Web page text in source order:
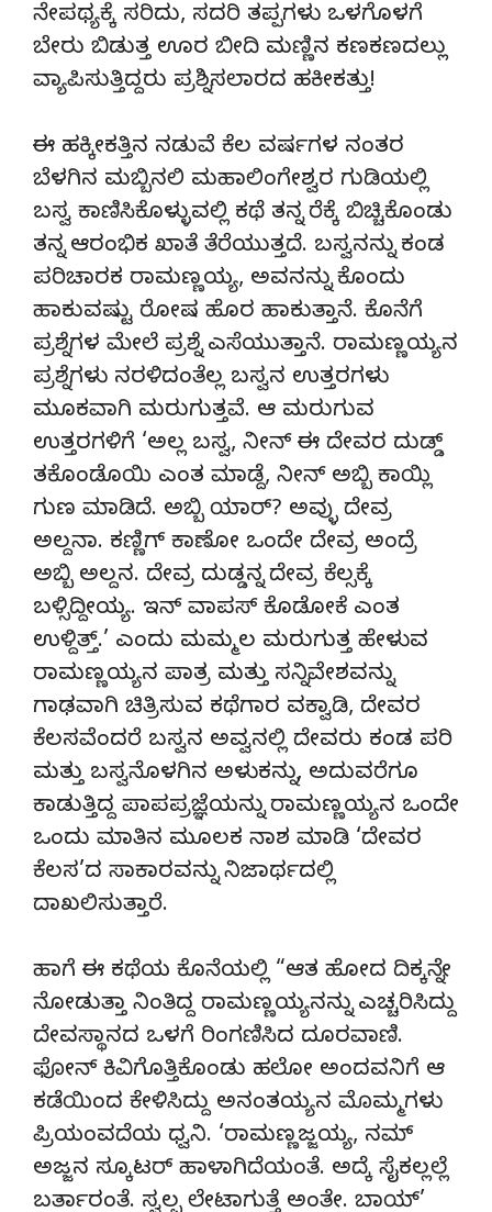
ನೇಪಥ್ಯಕ್ಕೆ ಸರಿದು, ಸದರಿ ತಪ್ಪಗಳು ಒಳಗೊಳಗೆ
ಬೇರು ಬಿಡುತ್ತ ಊರ ಬೀದಿ ಮಣ್ಣಿನ ಕಣಕಣದಲ್ಲು
ವ್ಯಾಪಿಸುತ್ತಿದ್ದರು ಪ್ರಶ್ನಿಸಲಾರದ ಹಕೀಕತ್ತು!
ಈ ಹಕ್ಕೀಕತ್ತಿನ ನಡುವೆ ಕೆಲ ವರ್ಷಗಳ ನಂತರ
ಬೆಳಗಿನ ಮಬ್ಬಿನಲಿ ಮಹಾಲಿಂಗೇಶ್ವರ ಗುಡಿಯಲ್ಲಿ
ಬಸ್ವ ಕಾಣಿಸಿಕೊಳ್ಳುವಲ್ಲಿ ಕಥೆ ತನ್ನ ರೆಕ್ಕೆ ಬಿಚ್ಚಿಕೊಂಡು
ತನ್ನ ಆರಂಭಿಕ ಖಾತೆ ತೆರೆಯುತ್ತದೆ. ಬಸ್ವನನ್ನು ಕಂಡ
ಪರಿಚಾರಕ ರಾಮಣ್ಣಯ್ಯ, ಅವನನ್ನು ಕೊಂದು
ಹಾಕುವಷ್ಟು ರೋಷ ಹೊರ ಹಾಕುತ್ತಾನೆ. ಕೊನೆಗೆ
ಪ್ರಶ್ನೆಗಳ ಮೇಲೆ ಪ್ರಶ್ನೆ ಎಸೆಯುತ್ತಾನೆ. ರಾಮಣ್ಣಯ್ಯನ
ಪ್ರಶ್ನೆಗಳು ನರಳಿದಂತೆಲ್ಲ ಬಸ್ವನ ಉತ್ತರಗಳು
ಮೂಕವಾಗಿ ಮರುಗುತ್ತವೆ. ಆ ಮರುಗುವ
ಉತ್ತರಗಳಿಗೆ ‘ಅಲ್ಲ ಬಸ್ವ, ನೀನ್ ಈ ದೇವರ ದುಡ್ಡ್
ತಕೊಂಡೊಯಿ ಎಂತ ಮಾಡ್ದೆ, ನೀನ್ ಅಬ್ಬಿ ಕಾಯ್ಲಿ
ಗುಣ ಮಾಡಿದೆ. ಅಬ್ಬಿ ಯಾರ್? ಅವ್ಳು ದೇವ್ರ
ಅಲ್ದನಾ. ಕಣ್ಣಿಗ್ ಕಾಣೋ ಒಂದೇ ದೇವ್ರ ಅಂದ್ರೆ
ಅಬ್ಬಿ ಅಲ್ದನ. ದೇವ್ರ ದುಡ್ಡನ್ನ ದೇವ್ರ ಕೆಲ್ಸಕ್ಕೆ
ಬಳ್ಸಿದ್ದೀಯ್ಯ. ಇನ್ ವಾಪಸ್ ಕೊಡೋಕೆ ಎಂತ
ಉಳ್ದಿತ್ತ್.’ ಎಂದು ಮಮ್ಮಲ ಮರುಗುತ್ತ ಹೇಳುವ
ರಾಮಣ್ಣಯ್ಯನ ಪಾತ್ರ ಮತ್ತು ಸನ್ನಿವೇಶವನ್ನು
ಗಾಢವಾಗಿ ಚಿತ್ರಿಸುವ ಕಥೆಗಾರ ವಕ್ವಾಡಿ, ದೇವರ
ಕೆಲಸವೆಂದರೆ ಬಸ್ವನ ಅವ್ವನಲ್ಲಿ ದೇವರು ಕಂಡ ಪರಿ
ಮತ್ತು ಬಸ್ವನೊಳಗಿನ ಅಳುಕನ್ನು, ಅದುವರೆಗೂ
ಕಾಡುತ್ತಿದ್ದ ಪಾಪಪ್ರಜ್ಞೆಯನ್ನು ರಾಮಣ್ಣಯ್ಯನ ಒಂದೇ
ಒಂದು ಮಾತಿನ ಮೂಲಕ ನಾಶ ಮಾಡಿ ‘ದೇವರ
ಕೆಲಸ’ದ ಸಾಕಾರವನ್ನು ನಿಜಾರ್ಥದಲ್ಲಿ
ದಾಖಲಿಸುತ್ತಾರೆ.
ಹಾಗೆ ಈ ಕಥೆಯ ಕೊನೆಯಲ್ಲಿ “ಆತ ಹೋದ ದಿಕ್ಕನ್ನೇ
ನೋಡುತ್ತಾ ನಿಂತಿದ್ದ ರಾಮಣ್ಣಯ್ಯನನ್ನು ಎಚ್ಚರಿಸಿದ್ದು
ದೇವಸ್ಥಾನದ ಒಳಗೆ ರಿಂಗಣಿಸಿದ ದೂರವಾಣಿ.
ಫೋನ್ ಕಿವಿಗೊತ್ತಿಕೊಂಡು ಹಲೋ ಅಂದವನಿಗೆ ಆ
ಕಡೆಯಿಂದ ಕೇಳಿಸಿದ್ದು ಅನಂತಯ್ಯನ ಮೊಮ್ಮಗಳು
ಪ್ರಿಯಂವದೆಯ ಧ್ವನಿ. ‘ರಾಮಣ್ಣಜ್ಜಯ್ಯ, ನಮ್
ಅಜ್ಜನ ಸ್ಕೂಟರ್ ಹಾಳಾಗಿದೆಯಂತೆ. ಅದ್ಕೆ ಸೈಕಲ್ಲಲ್ಲೆ
ಬರ್ತಾರಂತೆ. ಸ್ವಲ್ಪ ಲೇಟಾಗುತ್ತೆ ಅಂತೇ. ಬಾಯ್’